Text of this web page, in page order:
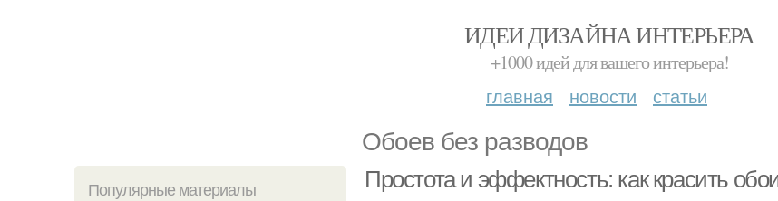
ИДЕИ ДИЗАЙНА ИНТЕРЬЕРА
+1000 идей для вашего интерьера!
главная новости статьи
Обоев без разводов
Популярные материалы Простота и эффектность: как красить